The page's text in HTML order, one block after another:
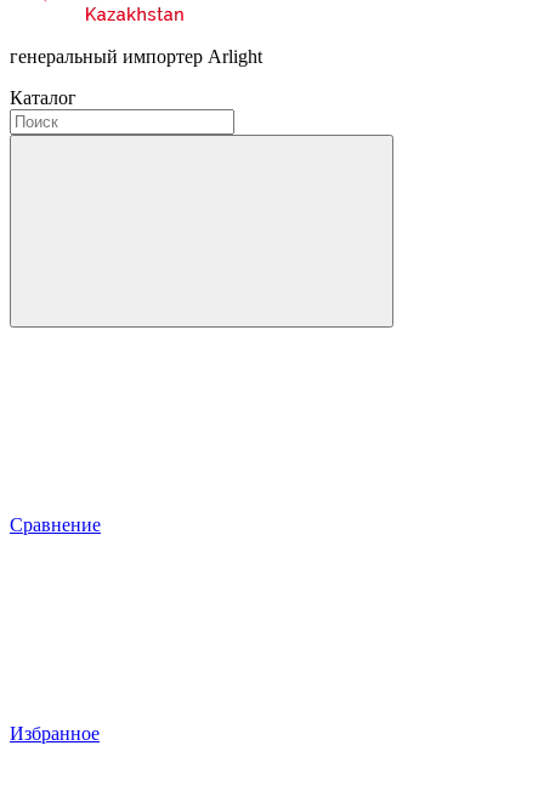
генеральный импортер Arlight
Каталог
Сравнение
Избранное